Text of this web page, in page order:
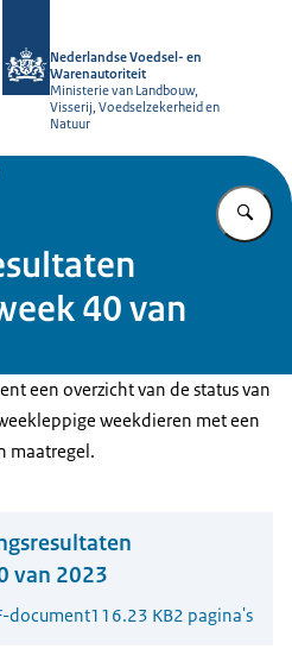
Nederlandse Voedsel- en
Warenautoriteit
Ministerie van Landbouw,
Visserij, Voedselzekerheid en
Natuur
40 van
een overzicht van de status van
weekdieren met een
maatregel.
van 2023
document116.23 KB2 pagina's